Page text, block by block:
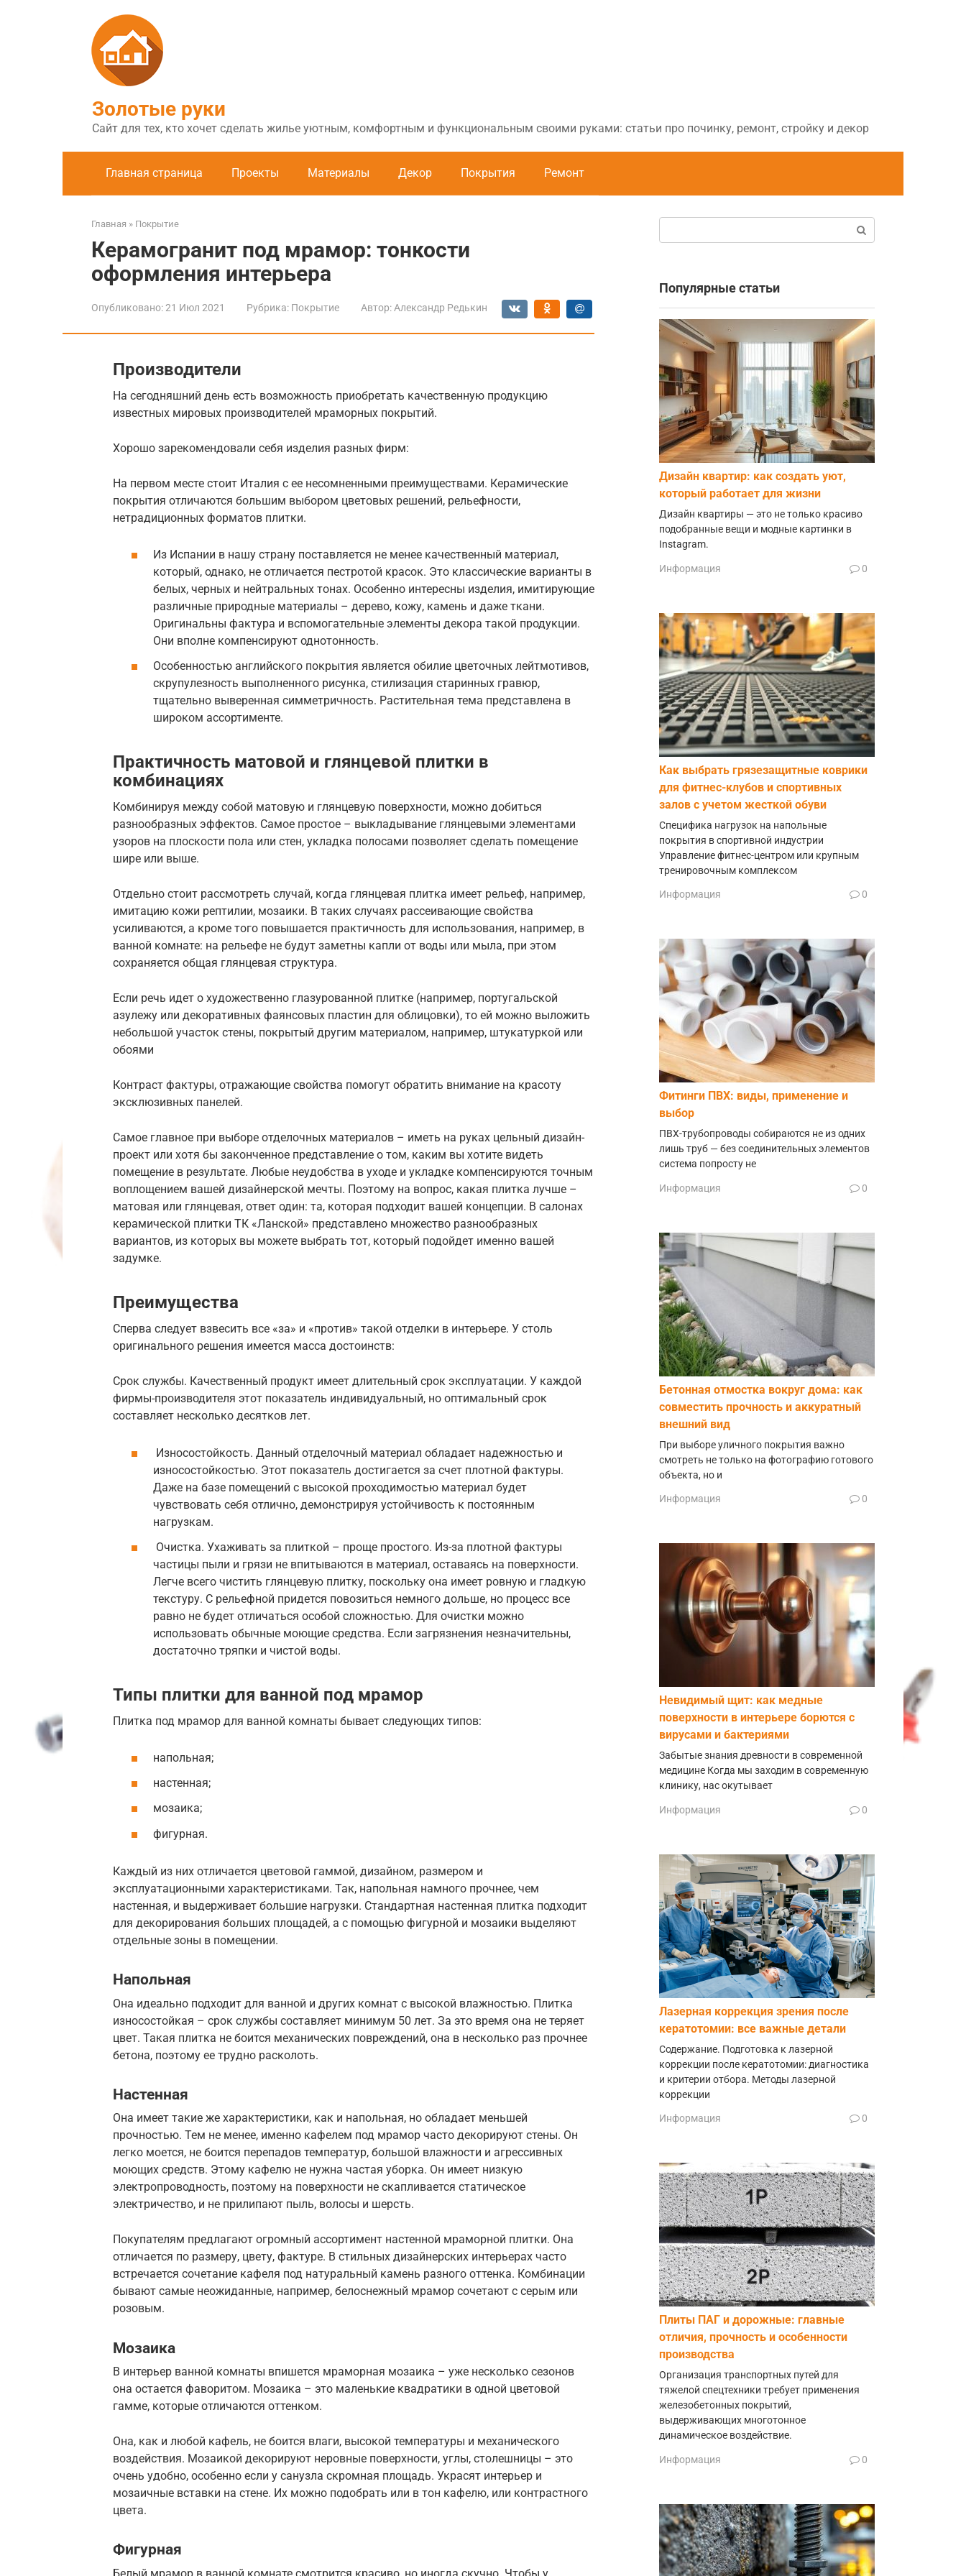
Золотые руки
Сайт для тех, кто хочет сделать жилье уютным, комфортным и функциональным своими руками: статьи про починку, ремонт, стройку и декор
Главная страница Проекты Материалы Декор Покрытия Ремонт
Главная » Покрытие
Керамогранит под мрамор: тонкости
оформления интерьера
Опубликовано:21 Июл 2021 Рубрика: Покрытие Автор: Александр Редькин
Производители
На сегодняшний день есть возможность приобретать качественную продукцию
известных мировых производителей мраморных покрытий.
Хорошо зарекомендовали себя изделия разных фирм:
На первом месте стоит Италия с ее несомненными преимуществами. Керамические
покрытия отличаются большим выбором цветовых решений, рельефности,
нетрадиционных форматов плитки.
Из Испании в нашу страну поставляется не менее качественный материал,
который, однако, не отличается пестротой красок. Это классические варианты в
белых, черных и нейтральных тонах. Особенно интересны изделия, имитирующие
различные природные материалы – дерево, кожу, камень и даже ткани.
Оригинальны фактура и вспомогательные элементы декора такой продукции.
Они вполне компенсируют однотонность.
Особенностью английского покрытия является обилие цветочных лейтмотивов,
скрупулезность выполненного рисунка, стилизация старинных гравюр,
тщательно выверенная симметричность. Растительная тема представлена в
широком ассортименте.
Практичность матовой и глянцевой плитки в
комбинациях
Комбинируя между собой матовую и глянцевую поверхности, можно добиться
разнообразных эффектов. Самое простое – выкладывание глянцевыми элементами
узоров на плоскости пола или стен, укладка полосами позволяет сделать помещение
шире или выше.
Отдельно стоит рассмотреть случай, когда глянцевая плитка имеет рельеф, например,
имитацию кожи рептилии, мозаики. В таких случаях рассеивающие свойства
усиливаются, а кроме того повышается практичность для использования, например, в
ванной комнате: на рельефе не будут заметны капли от воды или мыла, при этом
сохраняется общая глянцевая структура.
Если речь идет о художественно глазурованной плитке (например, португальской
азулежу или декоративных фаянсовых пластин для облицовки), то ей можно выложить
небольшой участок стены, покрытый другим материалом, например, штукатуркой или
обоями
Контраст фактуры, отражающие свойства помогут обратить внимание на красоту
эксклюзивных панелей.
Самое главное при выборе отделочных материалов – иметь на руках цельный дизайн-
проект или хотя бы законченное представление о том, каким вы хотите видеть
помещение в результате. Любые неудобства в уходе и укладке компенсируются точным
воплощением вашей дизайнерской мечты. Поэтому на вопрос, какая плитка лучше –
матовая или глянцевая, ответ один: та, которая подходит вашей концепции. В салонах
керамической плитки ТК «Ланской» представлено множество разнообразных
вариантов, из которых вы можете выбрать тот, который подойдет именно вашей
задумке.
Преимущества
Сперва следует взвесить все «за» и «против» такой отделки в интерьере. У столь
оригинального решения имеется масса достоинств:
Срок службы. Качественный продукт имеет длительный срок эксплуатации. У каждой
фирмы-производителя этот показатель индивидуальный, но оптимальный срок
составляет несколько десятков лет.
Износостойкость. Данный отделочный материал обладает надежностью и
износостойкостью. Этот показатель достигается за счет плотной фактуры.
Даже на базе помещений с высокой проходимостью материал будет
чувствовать себя отлично, демонстрируя устойчивость к постоянным
нагрузкам.
Очистка. Ухаживать за плиткой – проще простого. Из-за плотной фактуры
частицы пыли и грязи не впитываются в материал, оставаясь на поверхности.
Легче всего чистить глянцевую плитку, поскольку она имеет ровную и гладкую
текстуру. С рельефной придется повозиться немного дольше, но процесс все
равно не будет отличаться особой сложностью. Для очистки можно
использовать обычные моющие средства. Если загрязнения незначительны,
достаточно тряпки и чистой воды.
Типы плитки для ванной под мрамор
Плитка под мрамор для ванной комнаты бывает следующих типов:
напольная;
настенная;
мозаика;
фигурная.
Каждый из них отличается цветовой гаммой, дизайном, размером и
эксплуатационными характеристиками. Так, напольная намного прочнее, чем
настенная, и выдерживает большие нагрузки. Стандартная настенная плитка подходит
для декорирования больших площадей, а с помощью фигурной и мозаики выделяют
отдельные зоны в помещении.
Напольная
Она идеально подходит для ванной и других комнат с высокой влажностью. Плитка
износостойкая – срок службы составляет минимум 50 лет. За это время она не теряет
цвет. Такая плитка не боится механических повреждений, она в несколько раз прочнее
бетона, поэтому ее трудно расколоть.
Настенная
Она имеет такие же характеристики, как и напольная, но обладает меньшей
прочностью. Тем не менее, именно кафелем под мрамор часто декорируют стены. Он
легко моется, не боится перепадов температур, большой влажности и агрессивных
моющих средств. Этому кафелю не нужна частая уборка. Он имеет низкую
электропроводность, поэтому на поверхности не скапливается статическое
электричество, и не прилипают пыль, волосы и шерсть.
Покупателям предлагают огромный ассортимент настенной мраморной плитки. Она
отличается по размеру, цвету, фактуре. В стильных дизайнерских интерьерах часто
встречается сочетание кафеля под натуральный камень разного оттенка. Комбинации
бывают самые неожиданные, например, белоснежный мрамор сочетают с серым или
розовым.
Мозаика
В интерьер ванной комнаты впишется мраморная мозаика – уже несколько сезонов
она остается фаворитом. Мозаика – это маленькие квадратики в одной цветовой
гамме, которые отличаются оттенком.
Она, как и любой кафель, не боится влаги, высокой температуры и механического
воздействия. Мозаикой декорируют неровные поверхности, углы, столешницы – это
очень удобно, особенно если у санузла скромная площадь. Украсят интерьер и
мозаичные вставки на стене. Их можно подобрать или в тон кафелю, или контрастного
цвета.
Фигурная
Белый мрамор в ванной комнате смотрится красиво, но иногда скучно. Чтобы у
Популярные статьи
Дизайн квартир: как создать уют,
который работает для жизни
Дизайн квартиры — это не только красиво
подобранные вещи и модные картинки в
Instagram.
Информация 0
Как выбрать грязезащитные коврики
для фитнес-клубов и спортивных
залов с учетом жесткой обуви
Специфика нагрузок на напольные
покрытия в спортивной индустрии
Управление фитнес-центром или крупным
тренировочным комплексом
Информация 0
Фитинги ПВХ: виды, применение и
выбор
ПВХ-трубопроводы собираются не из одних
лишь труб — без соединительных элементов
система попросту не
Информация 0
Бетонная отмостка вокруг дома: как
совместить прочность и аккуратный
внешний вид
При выборе уличного покрытия важно
смотреть не только на фотографию готового
объекта, но и
Информация 0
Невидимый щит: как медные
поверхности в интерьере борются с
вирусами и бактериями
Забытые знания древности в современной
медицине Когда мы заходим в современную
клинику, нас окутывает
Информация 0
Лазерная коррекция зрения после
кератотомии: все важные детали
Содержание. Подготовка к лазерной
коррекции после кератотомии: диагностика
и критерии отбора. Методы лазерной
коррекции
Информация 0
Плиты ПАГ и дорожные: главные
отличия, прочность и особенности
производства
Организация транспортных путей для
тяжелой спецтехники требует применения
железобетонных покрытий,
выдерживающих многотонное
динамическое воздействие.
Информация 0